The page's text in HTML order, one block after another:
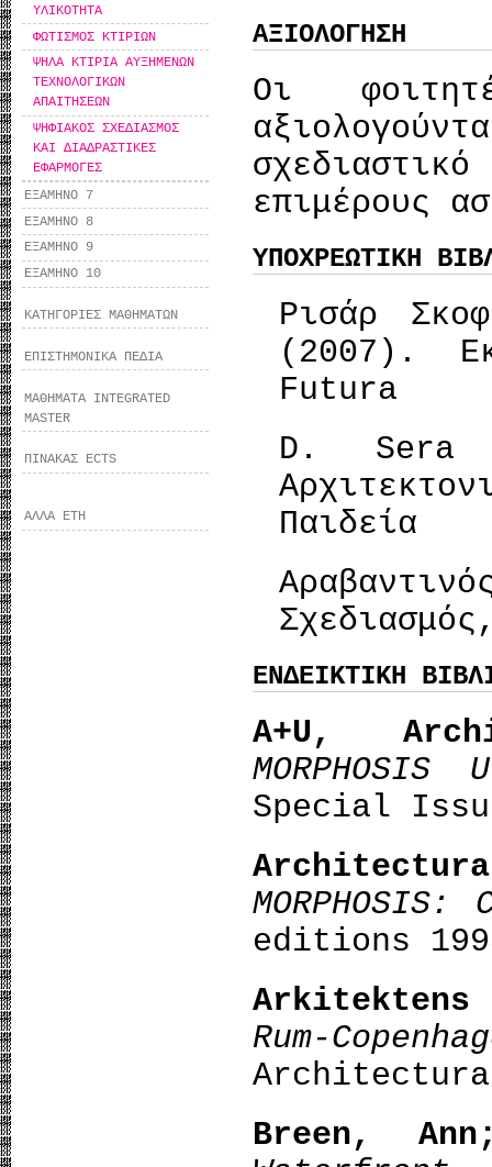
ΥΛΙΚΟΤΗΤΑ
ΦΩΤΙΣΜΟΣ ΚΤΙΡΙΩΝ
ΨΗΛΑ ΚΤΙΡΙΑ ΑΥΞΗΜΕΝΩΝ
ΤΕΧΝΟΛΟΓΙΚΩΝ
ΑΠΑΙΤΗΣΕΩΝ
ΨΗΦΙΑΚΟΣ ΣΧΕΔΙΑΣΜΟΣ
ΚΑΙ ΔΙΑΔΡΑΣΤΙΚΕΣ
ΕΦΑΡΜΟΓΕΣ
ΕΞΑΜΗΝΟ 7
ΕΞΑΜΗΝΟ 8
ΕΞΑΜΗΝΟ 9
ΕΞΑΜΗΝΟ 10
ΚΑΤΗΓΟΡΙΕΣ ΜΑΘΗΜΑΤΩΝ
ΕΠΙΣΤΗΜΟΝΙΚΑ ΠΕΔΙΑ
ΜΑΘΗΜΑΤΑ INTEGRATED
MASTER
ΠΙΝΑΚΑΣ ECTS
ΑΛΛΑ ΕΤΗ
ΑΞΙΟΛΟΓΗΣΗ
Οι
επιμέρους
ΥΠΟΧΡΕΩΤΙΚΗ
Ρισάρ
(2007).
Futura
D.
Παιδεία
ΕΝΔΕΙΚΤΙΚΗ
Α+U,
Special
editions
Rum-
Breen,